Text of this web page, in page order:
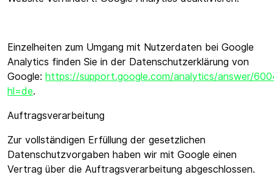
Einzelheiten zum Umgang mit Nutzerdaten bei Google
Analytics finden Sie in der Datenschutzerklärung von
Google: https://support.google.com/analytics/answer/
hl=de.
Auftragsverarbeitung
Zur vollständigen Erfüllung der gesetzlichen
Datenschutzvorgaben haben wir mit Google einen
Vertrag über die Auftragsverarbeitung abgeschlossen.